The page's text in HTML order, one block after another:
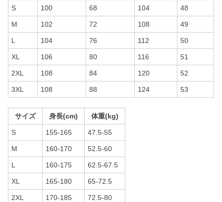
S 100 68 104 48
M 102 72 108 49
L 104 76 112 50
XL 106 80 116 51
2XL 108 84 120 52
3XL 108 88 124 53
サイズ 身長(cm) 体重(kg)
S 155-165 47.5-55
M 160-170 52.5-60
L 160-175 62.5-67.5
XL 165-180 65-72.5
2XL 170-185 72.5-80